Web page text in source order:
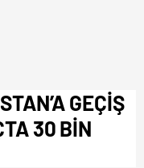
GEÇİŞ
30 BİN